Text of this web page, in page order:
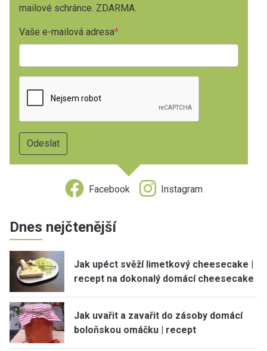
mailové schránce. ZDARMA.
Vaše e-mailová adresa
Facebook Instagram
Dnes nejčtenější
Jak upéct svěží limetkový cheesecake |
recept na dokonalý domácí cheesecake
Jak uvařit a zavařit do zásoby domácí
boloňskou omáčku | recept